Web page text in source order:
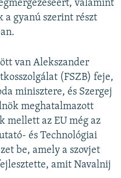
valamint
a gyanú szerint részt
van Alekszander
(FSZB) feje,
minisztere, és Szergej
meghatalmazott
mellett az EU még az
és Technológiai
be, amely a szovjet
amit Navalnij